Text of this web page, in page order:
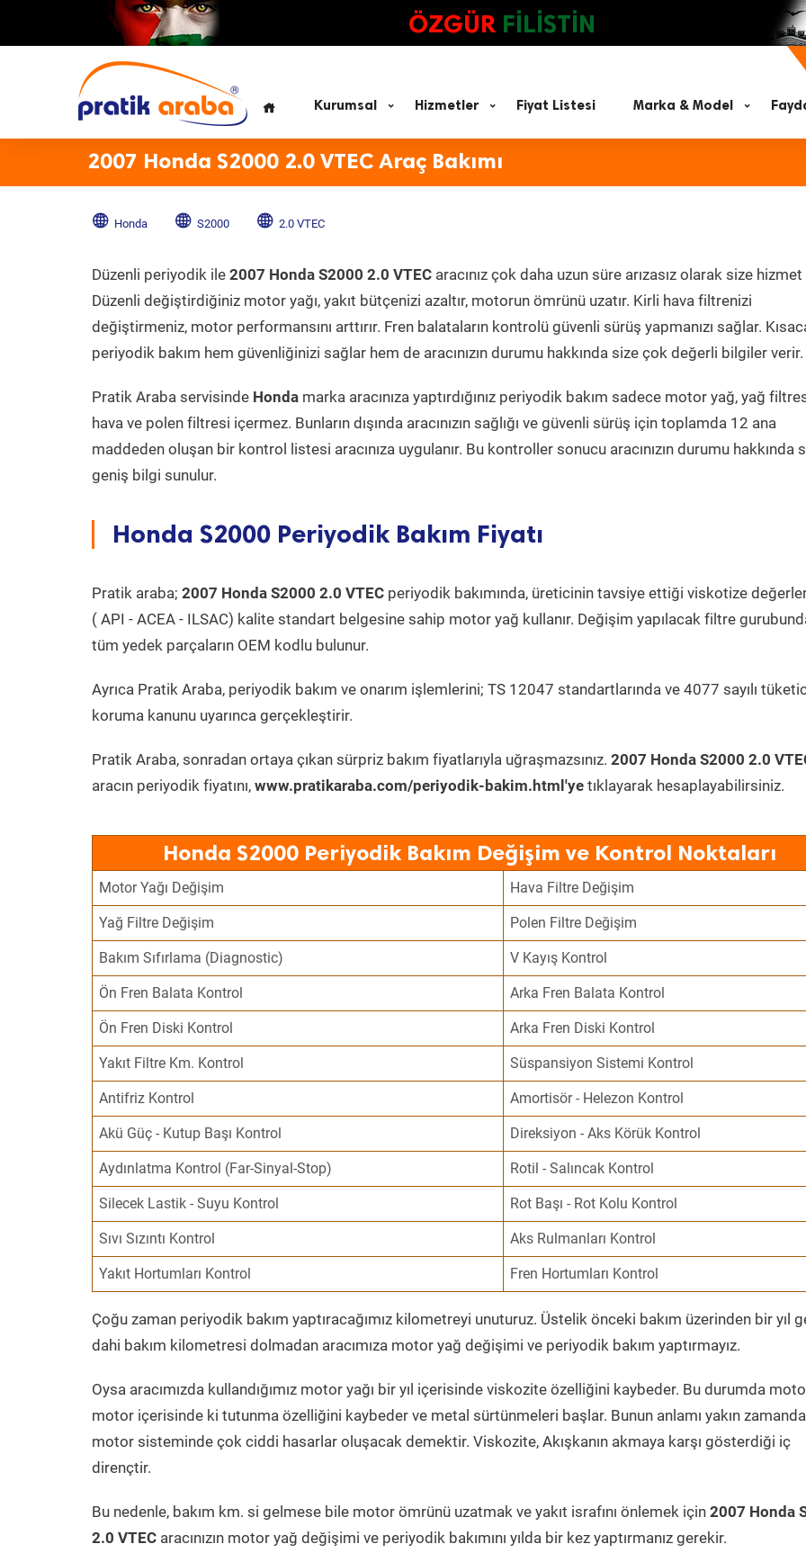
ÖZGÜR FİLİSTİN
Kurumsal Hizmetler Fiyat Listesi Marka & Model
2007 Honda S2000 2.0 VTEC Araç Bakımı
Honda S2000 2.0 VTEC
Düzenli periyodik ile 2007 Honda S2000 2.0 VTEC aracınız çok daha uzun süre arızasız olarak size hizmet
Düzenli değiştirdiğiniz motor yağı, yakıt bütçenizi azaltır, motorun ömrünü uzatır. Kirli hava filtrenizi
değiştirmeniz, motor performansını arttırır. Fren balataların kontrolü güvenli sürüş yapmanızı sağlar.
periyodik bakım hem güvenliğinizi sağlar hem de aracınızın durumu hakkında size çok değerli bilgiler verir.
Pratik Araba servisinde Honda marka aracınıza yaptırdığınız periyodik bakım sadece motor yağ, yağ
hava ve polen filtresi içermez. Bunların dışında aracınızın sağlığı ve güvenli sürüş için toplamda 12 ana
maddeden oluşan bir kontrol listesi aracınıza uygulanır. Bu kontroller sonucu aracınızın durumu hakkında
geniş bilgi sunulur.
Honda S2000 Periyodik Bakım Fiyatı
Pratik araba; 2007 Honda S2000 2.0 VTEC periyodik bakımında, üreticinin tavsiye ettiği viskotize
( API - ACEA - ILSAC) kalite standart belgesine sahip motor yağ kullanır. Değişim yapılacak filtre
tüm yedek parçaların OEM kodlu bulunur.
Ayrıca Pratik Araba, periyodik bakım ve onarım işlemlerini; TS 12047 standartlarında ve 4077 sayılı
koruma kanunu uyarınca gerçekleştirir.
Pratik Araba, sonradan ortaya çıkan sürpriz bakım fiyatlarıyla uğraşmazsınız. 2007 Honda S2000 2.0
aracın periyodik fiyatını, www.pratikaraba.com/periyodik-bakim.html'ye tıklayarak hesaplayabilirsiniz.
Honda S2000 Periyodik Bakım Değişim ve Kontrol Noktaları
Motor Yağı Değişim Hava Filtre Değişim
Yağ Filtre Değişim Polen Filtre Değişim
Bakım Sıfırlama (Diagnostic) V Kayış Kontrol
Ön Fren Balata Kontrol Arka Fren Balata Kontrol
Ön Fren Diski Kontrol Arka Fren Diski Kontrol
Yakıt Filtre Km. Kontrol Süspansiyon Sistemi Kontrol
Antifriz Kontrol Amortisör - Helezon Kontrol
Akü Güç - Kutup Başı Kontrol Direksiyon - Aks Körük Kontrol
Aydınlatma Kontrol (Far-Sinyal-Stop) Rotil - Salıncak Kontrol
Silecek Lastik - Suyu Kontrol Rot Başı - Rot Kolu Kontrol
Sıvı Sızıntı Kontrol Aks Rulmanları Kontrol
Yakıt Hortumları Kontrol Fren Hortumları Kontrol
Çoğu zaman periyodik bakım yaptıracağımız kilometreyi unuturuz. Üstelik önceki bakım üzerinden bir yıl
dahi bakım kilometresi dolmadan aracımıza motor yağ değişimi ve periyodik bakım yaptırmayız.
Oysa aracımızda kullandığımız motor yağı bir yıl içerisinde viskozite özelliğini kaybeder. Bu durumda
motor içerisinde ki tutunma özelliğini kaybeder ve metal sürtünmeleri başlar. Bunun anlamı yakın zamanda
motor sisteminde çok ciddi hasarlar oluşacak demektir. Viskozite, Akışkanın akmaya karşı gösterdiği iç
dirençtir.
Bu nedenle, bakım km. si gelmese bile motor ömrünü uzatmak ve yakıt israfını önlemek için 2007 Honda
2.0 VTEC aracınızın motor yağ değişimi ve periyodik bakımını yılda bir kez yaptırmanız gerekir.